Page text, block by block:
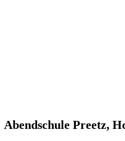
Abendschule Preetz,